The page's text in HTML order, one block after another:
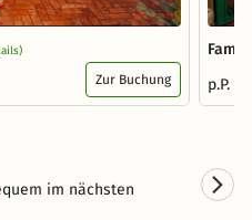
Zur Buchung
p.P.
im nächsten